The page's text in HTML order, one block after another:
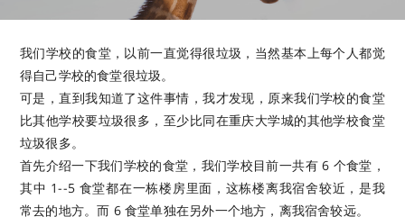
我们学校的食堂，以前一直觉得很垃圾，当然基本上每个人都觉
得自己学校的食堂很垃圾。
可是，直到我知道了这件事情，我才发现，原来我们学校的食堂
比其他学校要垃圾很多，至少比同在重庆大学城的其他学校食堂
垃圾很多。
首先介绍一下我们学校的食堂，我们学校目前一共有 6 个食堂，
其中 1--5 食堂都在一栋楼房里面，这栋楼离我宿舍较近，是我
常去的地方。而 6 食堂单独在另外一个地方，离我宿舍较远。